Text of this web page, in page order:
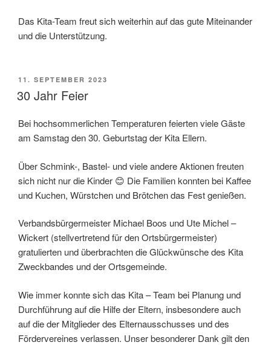
Das Kita-Team freut sich weiterhin auf das gute Miteinander
und die Unterstützung.
VERÖFFENTLICHT
AM
11. SEPTEMBER 2023
30 Jahr Feier
Bei hochsommerlichen Temperaturen feierten viele Gäste
am Samstag den 30. Geburtstag der Kita Ellern.
Über Schmink-, Bastel- und viele andere Aktionen freuten
sich nicht nur die Kinder 😊 Die Familien konnten bei Kaffee
und Kuchen, Würstchen und Brötchen das Fest genießen.
Verbandsbürgermeister Michael Boos und Ute Michel –
Wickert (stellvertretend für den Ortsbürgermeister)
gratulierten und überbrachten die Glückwünsche des Kita
Zweckbandes und der Ortsgemeinde.
Wie immer konnte sich das Kita – Team bei Planung und
Durchführung auf die Hilfe der Eltern, insbesondere auch
auf die der Mitglieder des Elternausschusses und des
Fördervereines verlassen. Unser besonderer Dank gilt den